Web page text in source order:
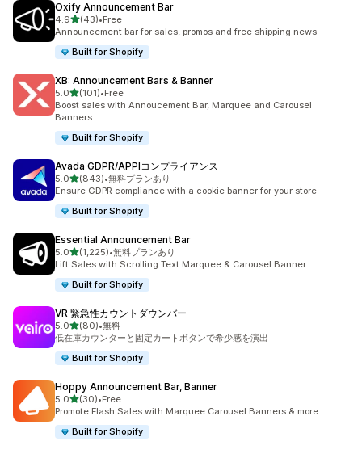
Oxify Announcement Bar
4.95つ星中
(43)
合計レビュー数：43件
•Free
Announcement bar for sales, promos and free shipping news
Built for Shopify
XB: Announcement Bars & Banner
5.05つ星中
(101)
合計レビュー数：101件
•Free
Boost sales with Annoucement Bar, Marquee and Carousel
Banners
Built for Shopify
Avada GDPR/APPIコンプライアンス
5.05つ星中
(843)
合計レビュー数：843件
•無料プランあり
Ensure GDPR compliance with a cookie banner for your store
Built for Shopify
Essential Announcement Bar
5.05つ星中
(1,225)
合計レビュー数：1225件
•無料プランあり
Lift Sales with Scrolling Text Marquee & Carousel Banner
Built for Shopify
VR 緊急性カウントダウンバー
5.05つ星中
(80)
合計レビュー数：80件
•無料
低在庫カウンターと固定カートボタンで希少感を演出
Built for Shopify
Hoppy Announcement Bar, Banner
5.05つ星中
(30)
合計レビュー数：30件
•Free
Promote Flash Sales with Marquee Carousel Banners & more
Built for Shopify